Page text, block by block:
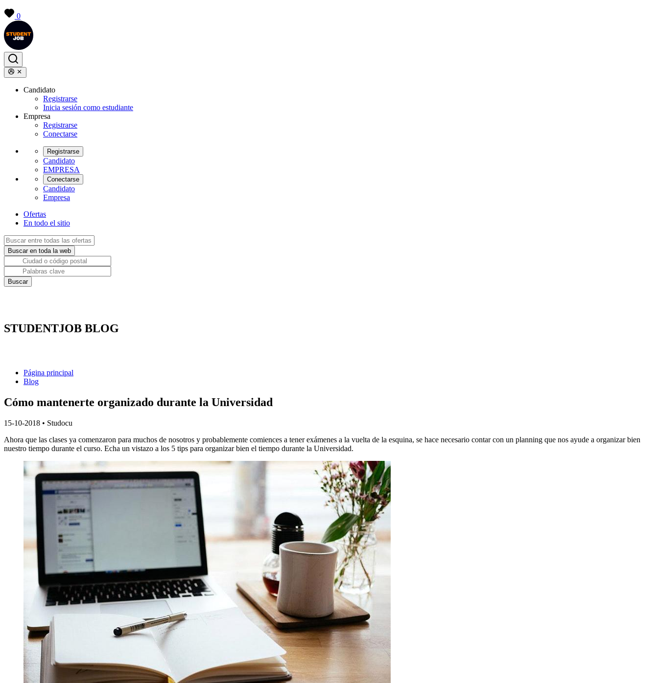
0
Candidato
Registrarse
Inicia sesión como estudiante
Empresa
Registrarse
Conectarse
Registrarse
Candidato
EMPRESA
Conectarse
Candidato
Empresa
Ofertas
En todo el sitio
STUDENTJOB BLOG
Página principal
Blog
Cómo mantenerte organizado durante la Universidad
15-10-2018 • Studocu
Ahora que las clases ya comenzaron para muchos de nosotros y probablemente comiences a tener exámenes a la vuelta de la esquina, se hace necesario contar con un planning que nos ayude a organizar bien
nuestro tiempo durante el curso. Echa un vistazo a los 5 tips para organizar bien el tiempo durante la Universidad.